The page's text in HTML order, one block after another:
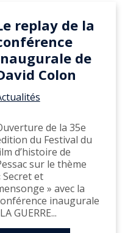
replay de la
de
Colon
de la 35e
du Festival du
d’histoire de
sur le thème
Secret et
» avec la
inaugurale
GUERRE...